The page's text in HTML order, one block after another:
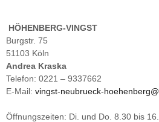
HÖHENBERG-VINGST
Burgstr. 75
51103 Köln
Andrea Kraska
Telefon: 0221 – 9337662
E-Mail: vingst-neubrueck-
Öffnungszeiten: Di. und Do. 8.30 bis